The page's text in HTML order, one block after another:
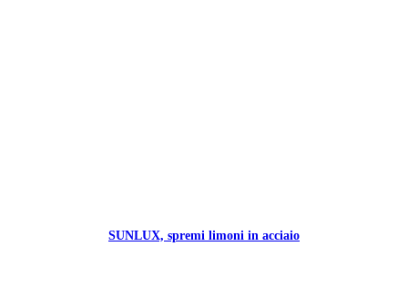
SUNLUX, spremi limoni in acciaio